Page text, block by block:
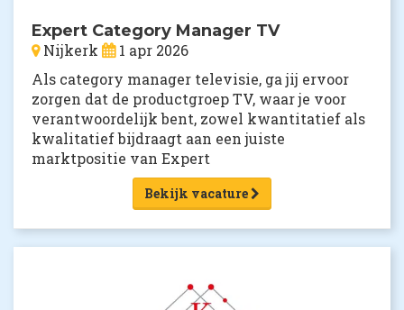
Expert Category Manager TV
Nijkerk
1 apr 2026
Als category manager televisie, ga jij ervoor
zorgen dat de productgroep TV, waar je voor
verantwoordelijk bent, zowel kwantitatief als
kwalitatief bijdraagt aan een juiste
marktpositie van Expert
Bekijk vacature